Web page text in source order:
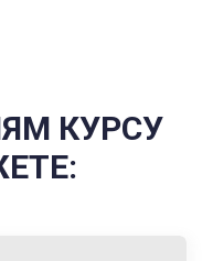
КУРСУ